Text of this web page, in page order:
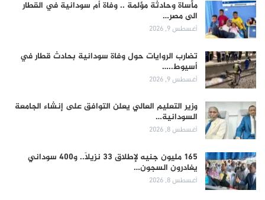
مأساة وحادثة مؤلمة .. وفاة أم سودانية في القطار
الى مصر…
أغسطس 9, 2026
تضارب الروايات حول وفاة سودانية بحادث قطار في
أسيوط..…
أغسطس 9, 2026
وزير التعليم العالي يعلن التوافق على إنشاء الجامعة
السودانية…
أغسطس 8, 2026
165 مليون جنيه لإطلاق 33 نزيلاً.. و400 سوداني
يغادرون السجون…
أغسطس 8, 2026